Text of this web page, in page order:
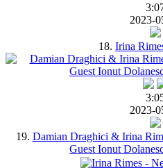
2023-
18. Irina
2023-
19. Damian Draghici & Irina
Guest Ionut